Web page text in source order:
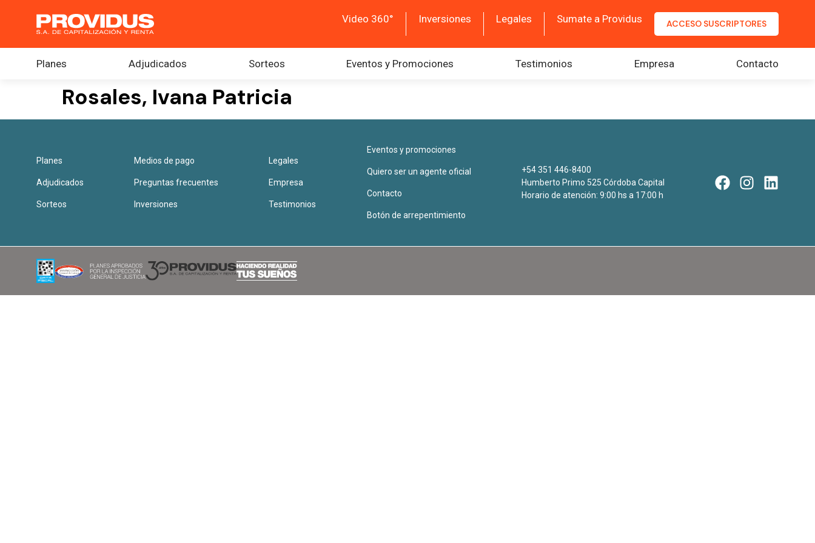
Video 360° Inversiones Legales Sumate a Providus ACCESO SUSCRIPTORES
Planes Adjudicados Sorteos Eventos y Promociones Testimonios Empresa Contacto
Rosales, Ivana Patricia
Planes
Adjudicados
Sorteos
Medios de pago
Preguntas frecuentes
Inversiones
Legales
Empresa
Testimonios
Eventos y promociones
Quiero ser un agente oficial
Contacto
Botón de arrepentimiento
+54 351 446-8400
Humberto Primo 525 Córdoba Capital
Horario de atención: 9:00 hs a 17:00 h